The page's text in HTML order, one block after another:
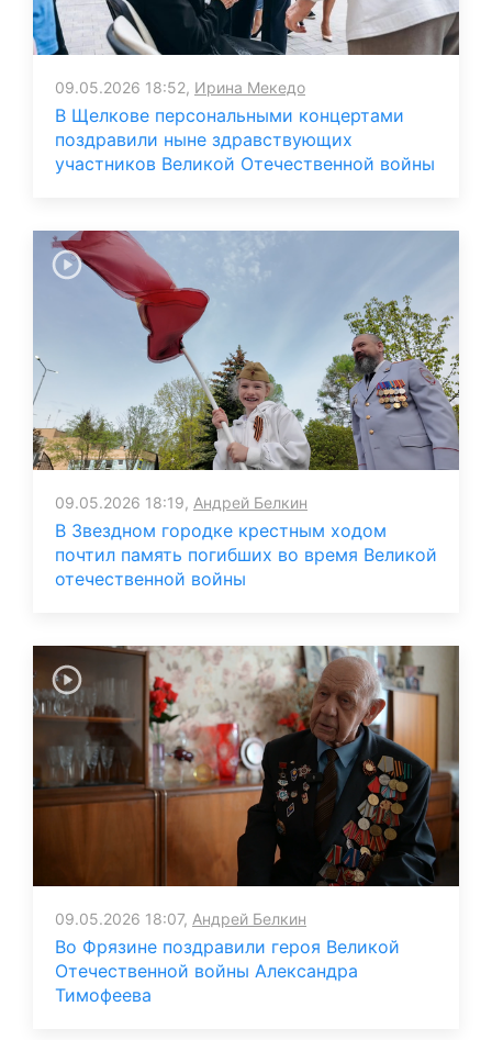
09.05.2026 18:52, Ирина Мекедо
В Щелкове персональными концертами
поздравили ныне здравствующих
участников Великой Отечественной войны
09.05.2026 18:19, Андрей Белкин
В Звездном городке крестным ходом
почтил память погибших во время Великой
отечественной войны
09.05.2026 18:07, Андрей Белкин
Во Фрязине поздравили героя Великой
Отечественной войны Александра
Тимофеева